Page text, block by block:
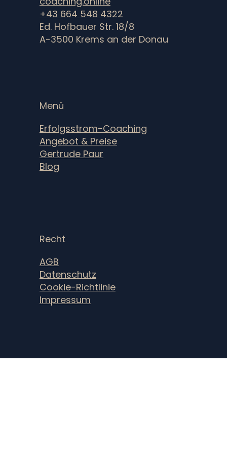
+43 664 548 4322
Ed. Hofbauer Str. 18/8
A-3500 Krems an der Donau
Menü
Erfolgsstrom-Coaching
Angebot & Preise
Gertrude Paur
Blog
Recht
AGB
Datenschutz
Cookie-Richtlinie
Impressum